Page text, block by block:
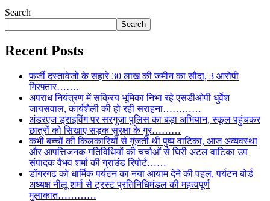
Search
Search
Recent Posts
फर्जी दस्तावेजों के सहारे 30 लाख की जमीन का सौदा, 3 आरोपी
गिरफ्तार…….
अपराध नियंत्रण में सक्रिय भूमिका निभा रहे एसडीओपी धुर्वेश
जायसवाल, कार्यशैली की हो रही सराहना…………
अंडरएज ड्राइविंग पर सरगुजा पुलिस का बड़ा अभियान, स्कूल पहुंचकर
छात्रों को सिखाए सड़क सुरक्षा के गुर………
कभी बच्चों की किलकारियों से गूंजती थी पुष्प वाटिका, आज अव्यवस्था
और आपत्तिजनक गतिविधियों की चर्चाओं से घिरी अटल वाटिका उप
संपादक वैभव शर्मा की ग्राउंड रिपोर्ट……
डोंगरगढ़ को धार्मिक पर्यटन का नया आयाम देने की पहल, पर्यटन बोर्ड
अध्यक्ष नीलू शर्मा से ट्रस्ट प्रतिनिधिमंडल की महत्वपूर्ण
मुलाकात…………